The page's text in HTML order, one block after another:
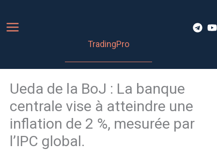
contenu
TradingPro
Ueda de la BoJ : La banque
centrale vise à atteindre une
inflation de 2 %, mesurée par
l’IPC global.